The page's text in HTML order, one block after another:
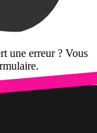
une erreur ? Vous